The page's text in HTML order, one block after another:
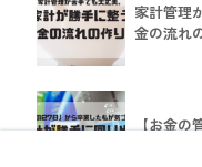
家計管理
金の流れ
【お金の
いた、